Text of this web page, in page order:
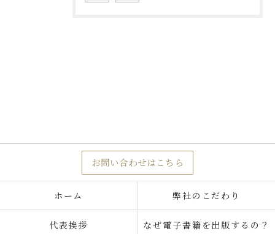
お問い合わせはこちら
ホーム 弊社のこだわり
代表挨拶 なぜ電子書籍を出版するの？